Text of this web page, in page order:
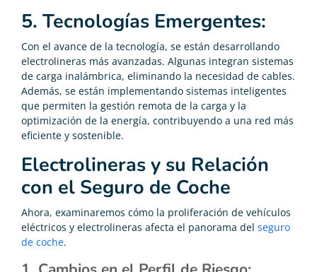
5. Tecnologías Emergentes:
Con el avance de la tecnología, se están desarrollando
electrolineras más avanzadas. Algunas integran sistemas
de carga inalámbrica, eliminando la necesidad de cables.
Además, se están implementando sistemas inteligentes
que permiten la gestión remota de la carga y la
optimización de la energía, contribuyendo a una red más
eficiente y sostenible.
Electrolineras y su Relación
con el Seguro de Coche
Ahora, examinaremos cómo la proliferación de vehículos
eléctricos y electrolineras afecta el panorama del seguro
de coche.